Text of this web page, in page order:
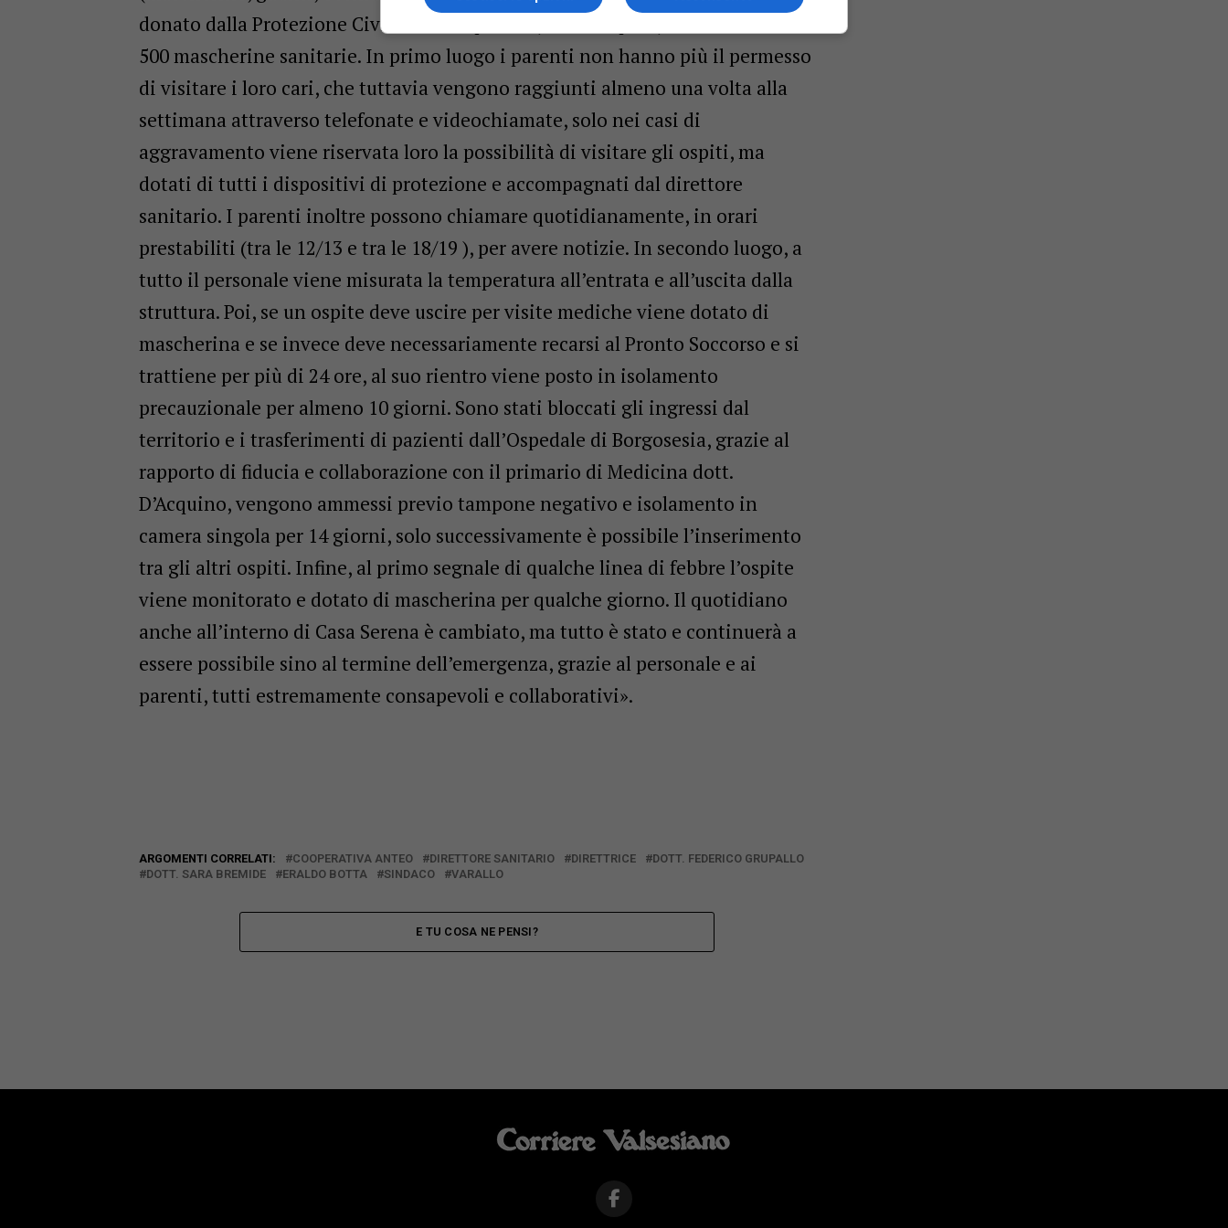
donato dalla Protezione Civile e da un privato, Carlo Capelli, che ha inviato
500 mascherine sanitarie. In primo luogo i parenti non hanno più il permesso
di visitare i loro cari, che tuttavia vengono raggiunti almeno una volta alla
settimana attraverso telefonate e videochiamate, solo nei casi di
aggravamento viene riservata loro la possibilità di visitare gli ospiti, ma
dotati di tutti i dispositivi di protezione e accompagnati dal direttore
sanitario. I parenti inoltre possono chiamare quotidianamente, in orari
prestabiliti (tra le 12/13 e tra le 18/19 ), per avere notizie. In secondo luogo, a
tutto il personale viene misurata la temperatura all’entrata e all’uscita dalla
struttura. Poi, se un ospite deve uscire per visite mediche viene dotato di
mascherina e se invece deve necessariamente recarsi al Pronto Soccorso e si
trattiene per più di 24 ore, al suo rientro viene posto in isolamento
precauzionale per almeno 10 giorni. Sono stati bloccati gli ingressi dal
territorio e i trasferimenti di pazienti dall’Ospedale di Borgosesia, grazie al
rapporto di fiducia e collaborazione con il primario di Medicina dott.
D’Acquino, vengono ammessi previo tampone negativo e isolamento in
camera singola per 14 giorni, solo successivamente è possibile l’inserimento
tra gli altri ospiti. Infine, al primo segnale di qualche linea di febbre l’ospite
viene monitorato e dotato di mascherina per qualche giorno. Il quotidiano
anche all’interno di Casa Serena è cambiato, ma tutto è stato e continuerà a
essere possibile sino al termine dell’emergenza, grazie al personale e ai
parenti, tutti estremamente consapevoli e collaborativi».
ARGOMENTI CORRELATI: COOPERATIVA ANTEO DIRETTORE SANITARIO DIRETTRICE
DOTT. FEDERICO GRUPALLO
DOTT. SARA BREMIDE
ERALDO BOTTA SINDACO VARALLO
E TU COSA NE PENSI?